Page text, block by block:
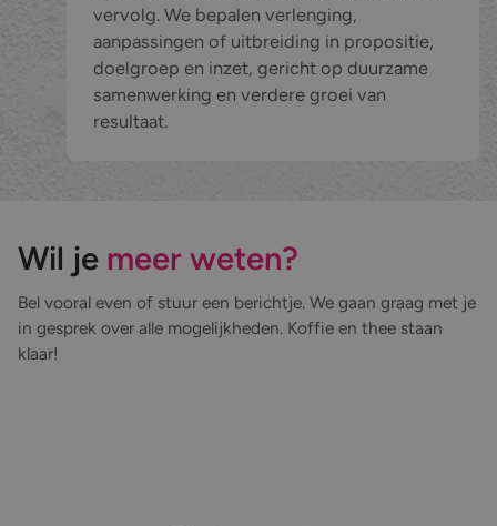
vervolg. We bepalen verlenging,
aanpassingen of uitbreiding in propositie,
doelgroep en inzet, gericht op duurzame
samenwerking en verdere groei van
resultaat.
Wil je meer weten?
Bel vooral even of stuur een berichtje. We gaan graag met je
in gesprek over alle mogelijkheden. Koffie en thee staan
klaar!